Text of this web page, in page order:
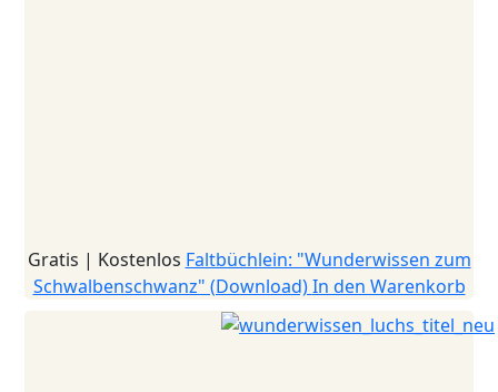
Gratis | Kostenlos Faltbüchlein: "Wunderwissen zum
Schwalbenschwanz" (Download)In den Warenkorb